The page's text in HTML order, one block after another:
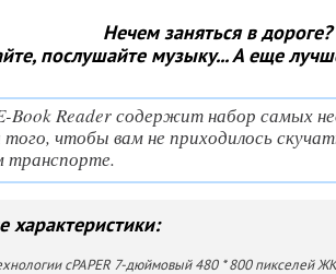
Нечем заняться в дороге?
послушайте музыку... А еще
Book Reader содержит набор самых
того, чтобы вам не приходилось
транспорте.
характеристики:
cPAPER 7-дюймовый 480 * 800 пикселей ЖК